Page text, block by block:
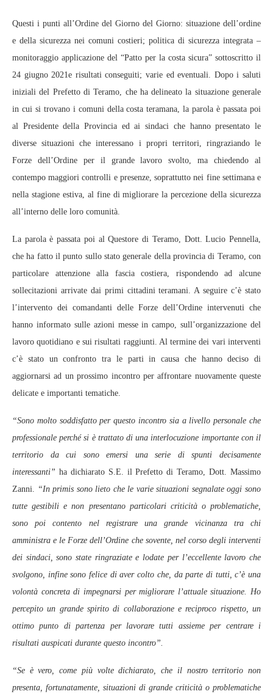
Questi i punti all’Ordine del Giorno del Giorno: situazione dell’ordine
e della sicurezza nei comuni costieri; politica di sicurezza integrata –
monitoraggio applicazione del “Patto per la costa sicura” sottoscritto il
24 giugno 2021e risultati conseguiti; varie ed eventuali. Dopo i saluti
iniziali del Prefetto di Teramo, che ha delineato la situazione generale
in cui si trovano i comuni della costa teramana, la parola è passata poi
al Presidente della Provincia ed ai sindaci che hanno presentato le
diverse situazioni che interessano i propri territori, ringraziando le
Forze dell’Ordine per il grande lavoro svolto, ma chiedendo al
contempo maggiori controlli e presenze, soprattutto nei fine settimana e
nella stagione estiva, al fine di migliorare la percezione della sicurezza
all’interno delle loro comunità.
La parola è passata poi al Questore di Teramo, Dott. Lucio Pennella,
che ha fatto il punto sullo stato generale della provincia di Teramo, con
particolare attenzione alla fascia costiera, rispondendo ad alcune
sollecitazioni arrivate dai primi cittadini teramani. A seguire c’è stato
l’intervento dei comandanti delle Forze dell’Ordine intervenuti che
hanno informato sulle azioni messe in campo, sull’organizzazione del
lavoro quotidiano e sui risultati raggiunti. Al termine dei vari interventi
c’è stato un confronto tra le parti in causa che hanno deciso di
aggiornarsi ad un prossimo incontro per affrontare nuovamente queste
delicate e importanti tematiche.
“Sono molto soddisfatto per questo incontro sia a livello personale che
professionale perché si è trattato di una interlocuzione importante con il
territorio da cui sono emersi una serie di spunti decisamente
interessanti” ha dichiarato S.E. il Prefetto di Teramo, Dott. Massimo
Zanni. “In primis sono lieto che le varie situazioni segnalate oggi sono
tutte gestibili e non presentano particolari criticità o problematiche,
sono poi contento nel registrare una grande vicinanza tra chi
amministra e le Forze dell’Ordine che sovente, nel corso degli interventi
dei sindaci, sono state ringraziate e lodate per l’eccellente lavoro che
svolgono, infine sono felice di aver colto che, da parte di tutti, c’è una
volontà concreta di impegnarsi per migliorare l’attuale situazione. Ho
percepito un grande spirito di collaborazione e reciproco rispetto, un
ottimo punto di partenza per lavorare tutti assieme per centrare i
risultati auspicati durante questo incontro”.
“Se è vero, come più volte dichiarato, che il nostro territorio non
presenta, fortunatamente, situazioni di grande criticità o problematiche